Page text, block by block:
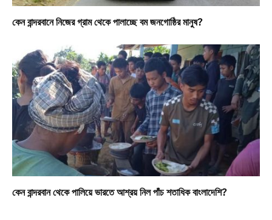
কেন বান্দরবানে নিজের গ্রাম থেকে পালাচ্ছে বম জনগোষ্ঠির মানুষ?
কেন বান্দরবান থেকে পালিয়ে ভারতে আশ্রয় নিল পাঁচ শতাধিক বাংলাদেশি?